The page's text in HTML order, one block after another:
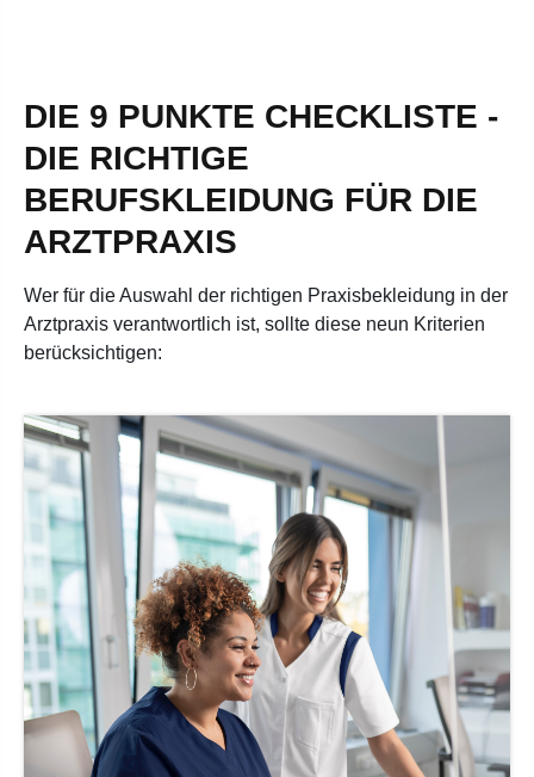
DIE 9 PUNKTE CHECKLISTE -
DIE RICHTIGE
BERUFSKLEIDUNG FÜR DIE
ARZTPRAXIS
Wer für die Auswahl der richtigen Praxisbekleidung in der
Arztpraxis verantwortlich ist, sollte diese neun Kriterien
berücksichtigen: